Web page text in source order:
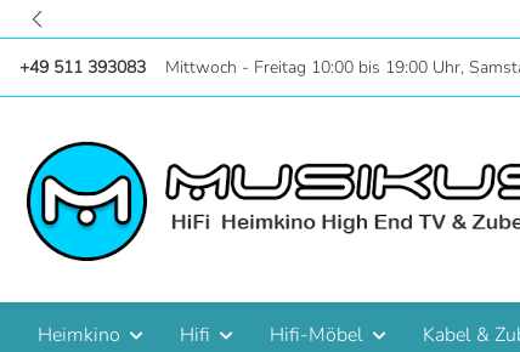
Heimkino - TV - seit 35 Jahren - Reparaturservice
+49 511 393083 Mittwoch - Freitag 10:00 bis 19:00 Uhr,
Heimkino Hifi Hifi-Möbel Kabel &